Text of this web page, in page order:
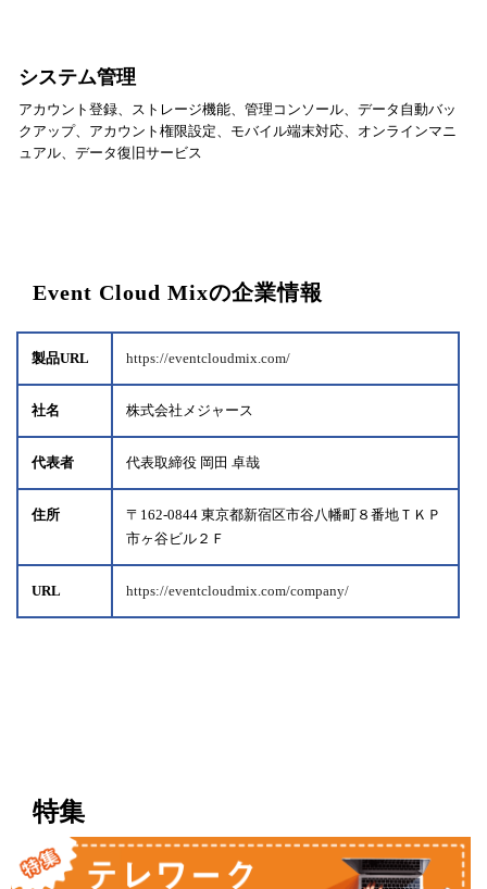
システム管理
アカウント登録、ストレージ機能、管理コンソール、データ自動バッ
クアップ、アカウント権限設定、モバイル端末対応、オンラインマニ
ュアル、データ復旧サービス
Event Cloud Mixの企業情報
製品URL https://eventcloudmix.com/
社名 株式会社メジャース
代表者 代表取締役 岡田 卓哉
住所
〒162-0844 東京都新宿区市谷八幡町８番地ＴＫＰ
市ヶ谷ビル２Ｆ
URL https://eventcloudmix.com/company/
特集